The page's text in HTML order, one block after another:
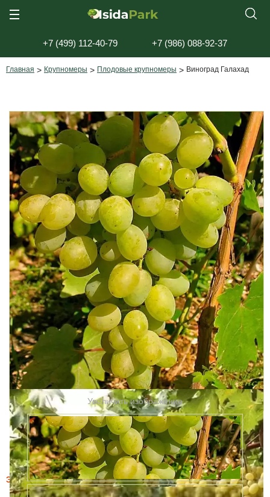
Главная > Крупномеры > Плодовые крупномеры > Виноград Галахад
Увеличить изображение
Этот товар купили 8 раз за месяц
Виноград Галахад
+7 (499) 112-40-79 +7 (986) 088-92-37